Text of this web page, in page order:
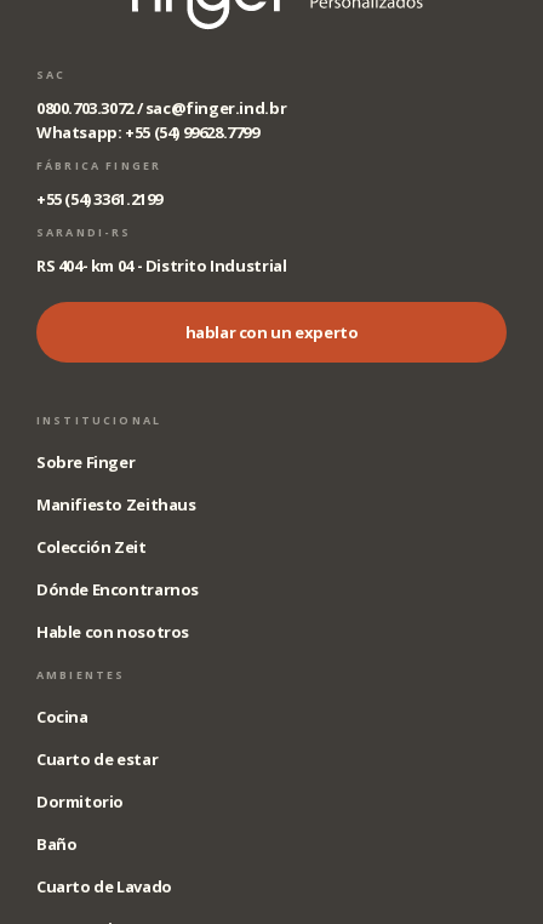
SAC
0800.703.3072 /sac@finger.ind.br
Whatsapp: +55 (54) 99628.7799
FÁBRICA FINGER
+55 (54) 3361.2199
SARANDI-RS
RS 404- km 04 - Distrito Industrial
hablar con un experto
INSTITUCIONAL
Sobre Finger
Manifiesto Zeithaus
Colección Zeit
Dónde Encontrarnos
Hable con nosotros
AMBIENTES
Cocina
Cuarto de estar
Dormitorio
Baño
Cuarto de Lavado